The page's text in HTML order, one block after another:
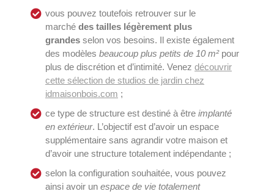
vous pouvez toutefois retrouver sur le
marché des tailles légèrement plus
grandes selon vos besoins. Il existe également
des modèles beaucoup plus petits de 10 m²pour
plus de discrétion et d’intimité. Venez découvrir
cette sélection de studios de jardin chez
idmaisonbois.com ;
ce type de structure est destiné à être implanté
en extérieur. L’objectif est d’avoir un espace
supplémentaire sans agrandir votre maison et
d’avoir une structure totalement indépendante ;
selon la configuration souhaitée, vous pouvez
ainsi avoir un espace de vie totalement